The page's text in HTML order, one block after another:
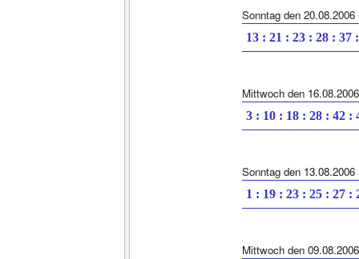
Sonntag den 20.08.2006
13 : 21 : 23 : 28 : 37
Mittwoch den 16.08.2006
3 : 10 : 18 : 28 : 42 :
Sonntag den 13.08.2006
1 : 19 : 23 : 25 : 27 :
Mittwoch den 09.08.2006